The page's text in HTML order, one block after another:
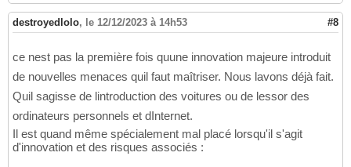
destroyedlolo, le 12/12/2023 à 14h53 #8
ce nest pas la première fois quune innovation majeure introduit
de nouvelles menaces quil faut maîtriser. Nous lavons déjà fait.
Quil sagisse de lintroduction des voitures ou de lessor des
ordinateurs personnels et dInternet.
Il est quand même spécialement mal placé lorsqu'il s'agit
d'innovation et des risques associés :